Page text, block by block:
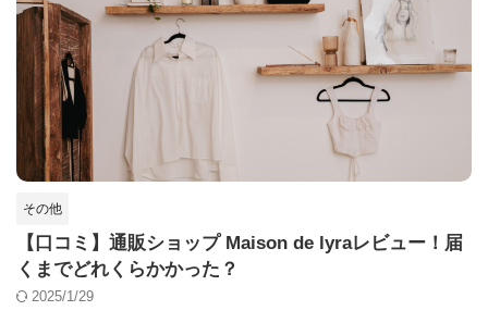
その他
【口コミ】通販ショップ Maison de lyraレビュー！届
くまでどれくらかかった？
2025/1/29